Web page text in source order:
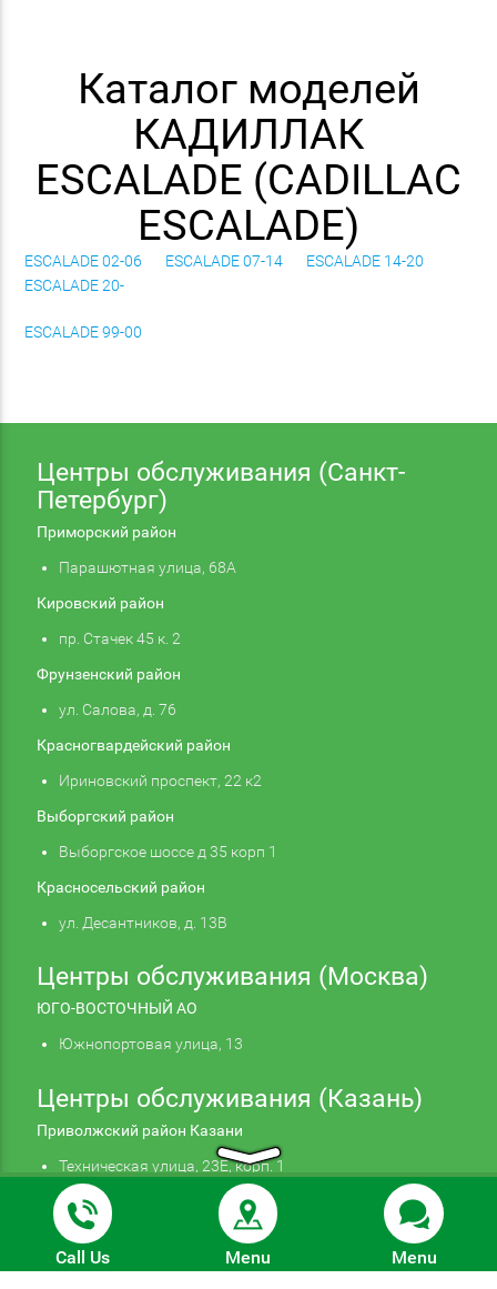
Каталог моделей
КАДИЛЛАК
ESCALADE (CADILLAC
ESCALADE)
ESCALADE 02-06 ESCALADE 07-14
ESCALADE 14-20
ESCALADE 20-
ESCALADE 99-00
Центры обслуживания (Санкт-
Петербург)
Приморский район
Парашютная улица, 68А
Кировский район
пр. Стачек 45 к. 2
Фрунзенский район
ул. Салова, д. 76
Красногвардейский район
Ириновский проспект, 22 к2
Выборгский район
Выборгское шоссе д 35 корп 1
Красносельский район
ул. Десантников, д. 13В
Центры обслуживания (Москва)
ЮГО-ВОСТОЧНЫЙ АО
Южнопортовая улица, 13
Центры обслуживания (Казань)
Приволжский район Казани
Техническая улица, 23Е, корп. 1
© 2026 Autohelp. Все права защищены. Информация,
Подтверждаю
Продолжая использовать наш сайт, вы даете
согласие на обработку файлов cookie,
которые обеспечивают правильную работу сайта.
Подробнее
Call Us Menu Menu